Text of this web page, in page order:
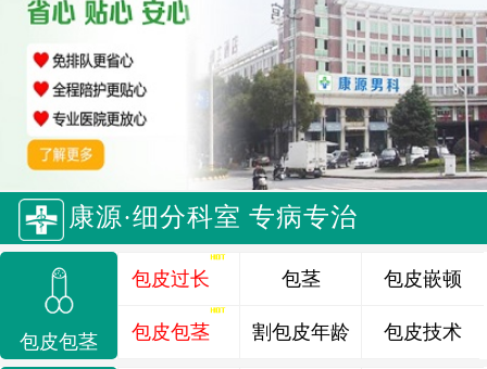
康源·细分科室 专病专治
包皮包茎
包皮过长
包皮包茎
包茎
割包皮年龄
包皮嵌顿
包皮技术